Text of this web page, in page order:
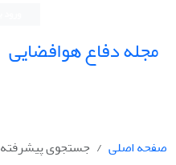
مجله دفاع هوافضایی
صفحه اصلی جستجوی پیشرفته